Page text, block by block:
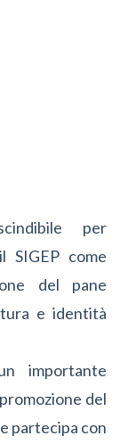
per
SIGEP come
del pane
e identità
importante
del
partecipa con